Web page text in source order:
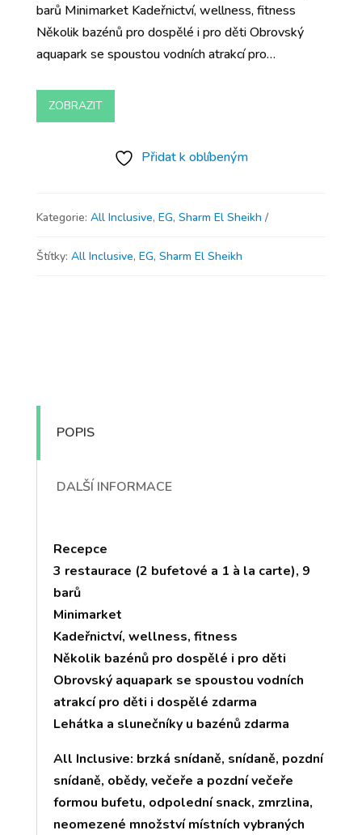
barů Minimarket Kadeřnictví, wellness, fitness
Několik bazénů pro dospělé i pro děti Obrovský
aquapark se spoustou vodních atrakcí pro…
ZOBRAZIT
Přidat k oblíbeným
Kategorie: All Inclusive, EG, Sharm El Sheikh
Štítky: All Inclusive, EG, Sharm El Sheikh
POPIS
DALŠÍ INFORMACE
Recepce
3 restaurace (2 bufetové a 1 à la carte), 9
barů
Minimarket
Kadeřnictví, wellness, fitness
Několik bazénů pro dospělé i pro děti
Obrovský aquapark se spoustou vodních
atrakcí pro děti i dospělé zdarma
Lehátka a slunečníky u bazénů zdarma
All Inclusive: brzká snídaně, snídaně, pozdní
snídaně, obědy, večeře a pozdní večeře
formou bufetu, odpolední snack, zmrzlina,
neomezené množství místních vybraných